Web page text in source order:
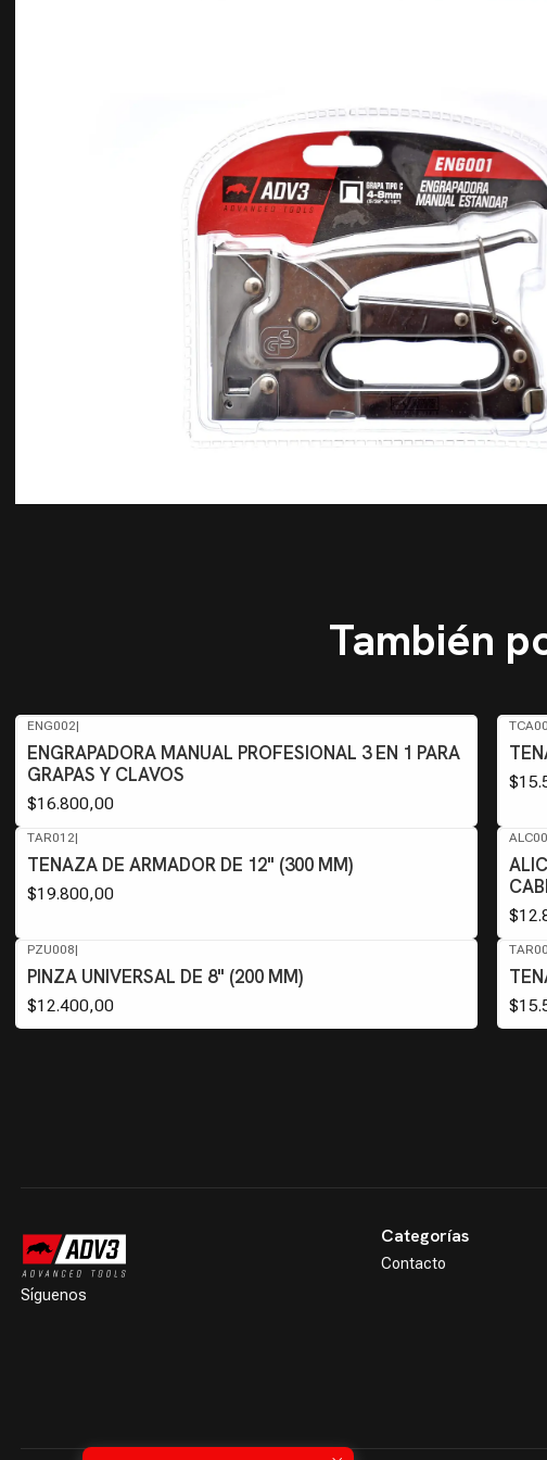
También
ENG002|
ENGRAPADORA MANUAL PROFESIONAL 3 EN 1 PARA
GRAPAS Y CLAVOS
$16.800,00
TAR012|
TENAZA DE ARMADOR DE 12" (300 MM)
$19.800,00
PZU008|
PINZA UNIVERSAL DE 8" (200 MM)
$12.400,00
Síguenos
Categorías
Contacto